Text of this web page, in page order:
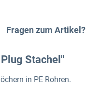
Fragen zum Artikel?
Stachel"
in PE Rohren.